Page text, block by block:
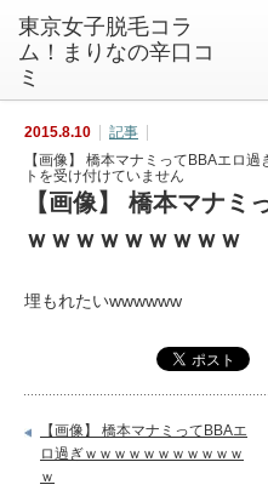
東京女子脱毛コラ
ム！まりなの辛口コ
ミ
2015.8.10
記事
【画像】 橋本マナミってBBAエロ
トを受け付けていません
【画像】 橋本マナミ
ｗｗｗｗｗｗｗｗｗ
埋もれたいwwwwww
【画像】 橋本マナミってBBAエ
ロ過ぎｗｗｗｗｗｗｗｗｗｗｗ
ｗ